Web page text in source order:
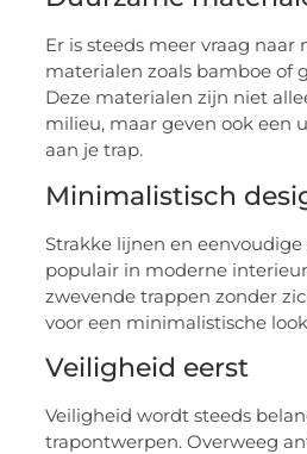
Er is steeds meer vraag
materialen zoals bamboe of
Deze materialen zijn niet
milieu, maar geven ook een
aan je trap.
Minimalistisch
Strakke lijnen en
populair in moderne
zwevende trappen zonder
voor een minimalistische
Veiligheid eerst
Veiligheid wordt steeds
trapontwerpen. Overweeg